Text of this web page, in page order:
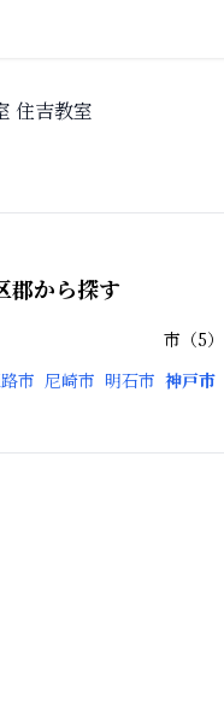
住吉教室
郡から探す
市 （5）
市 尼崎市 明石市 神戸市